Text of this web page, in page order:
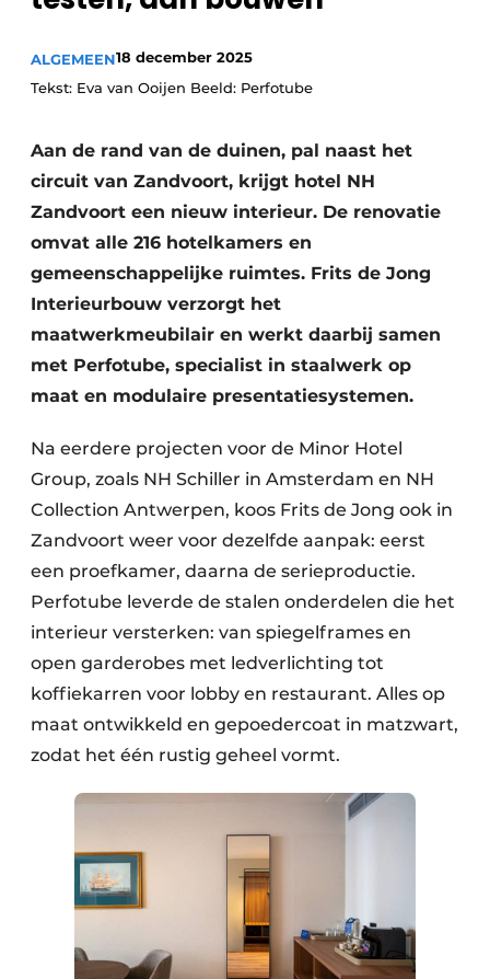
Vacature aanmelden
Vacatures
Video’s
ALGEMEEN18 december 2025
Tekst: Eva van Ooijen Beeld: Perfotube
Aan de rand van de duinen, pal naast het
circuit van Zandvoort, krijgt hotel NH
Zandvoort een nieuw interieur. De renovatie
omvat alle 216 hotelkamers en
gemeenschappelijke ruimtes. Frits de Jong
Interieurbouw verzorgt het
maatwerkmeubilair en werkt daarbij samen
met Perfotube, specialist in staalwerk op
maat en modulaire presentatiesystemen.
Na eerdere projecten voor de Minor Hotel
Group, zoals NH Schiller in Amsterdam en NH
Collection Antwerpen, koos Frits de Jong ook in
Zandvoort weer voor dezelfde aanpak: eerst
een proefkamer, daarna de serieproductie.
Perfotube leverde de stalen onderdelen die het
interieur versterken: van spiegelframes en
open garderobes met ledverlichting tot
koffiekarren voor lobby en restaurant. Alles op
maat ontwikkeld en gepoedercoat in matzwart,
zodat het één rustig geheel vormt.